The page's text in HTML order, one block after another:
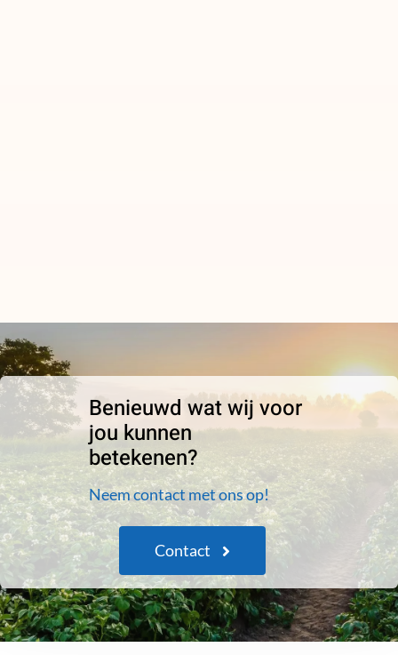
Benieuwd wat wij voor
jou kunnen
betekenen?
Neem contact met ons op!
Contact